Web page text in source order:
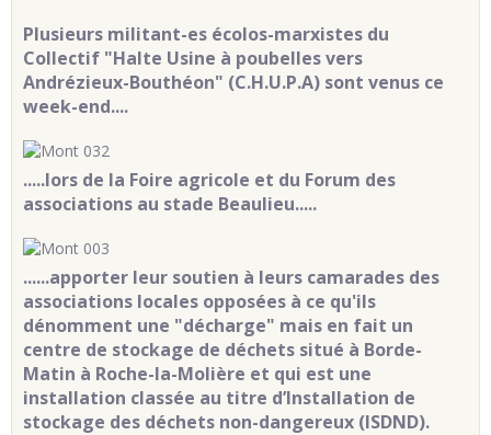
Plusieurs militant-es écolos-marxistes du
Collectif "Halte Usine à poubelles vers
Andrézieux-Bouthéon" (C.H.U.P.A) sont venus ce
week-end....
.....lors de la Foire agricole et du Forum des
associations au stade Beaulieu.....
......apporter leur soutien à leurs camarades des
associations locales opposées à ce qu'ils
dénomment une "décharge" mais en fait un
centre de stockage de déchets situé à Borde-
Matin à Roche-la-Molière et qui est une
installation classée au titre d’Installation de
stockage des déchets non-dangereux (ISDND).